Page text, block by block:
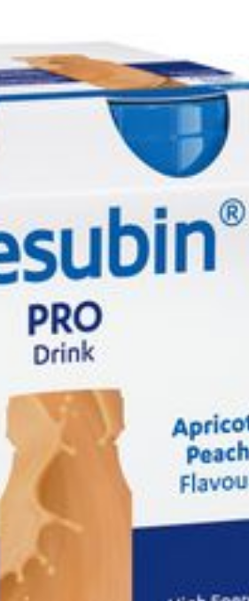
Glutenvrij
Kamertemperatuur (15°C - 25°C)